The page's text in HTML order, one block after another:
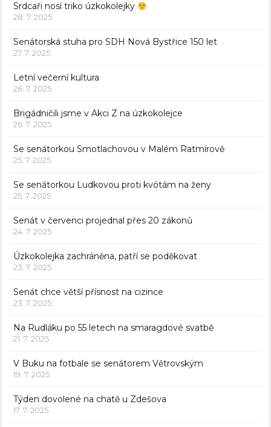
Srdcaři nosí triko úzkokolejky
28. 7. 2025
Senátorská stuha pro SDH Nová Bystřice 150 let
27. 7. 2025
Letní večerní kultura
26. 7. 2025
Brigádničili jsme v Akci Z na úzkokolejce
26. 7. 2025
Se senátorkou Smotlachovou v Malém Ratmírově
25. 7. 2025
Se senátorkou Ludkovou proti kvótám na ženy
25. 7. 2025
Senát v červenci projednal přes 20 zákonů
24. 7. 2025
Úzkokolejka zachráněna, patří se poděkovat
23. 7. 2025
Senát chce větší přísnost na cizince
23. 7. 2025
Na Rudláku po 55 letech na smaragdové svatbě
21. 7. 2025
V Buku na fotbale se senátorem Větrovským
19. 7. 2025
Týden dovolené na chatě u Zdešova
17. 7. 2025